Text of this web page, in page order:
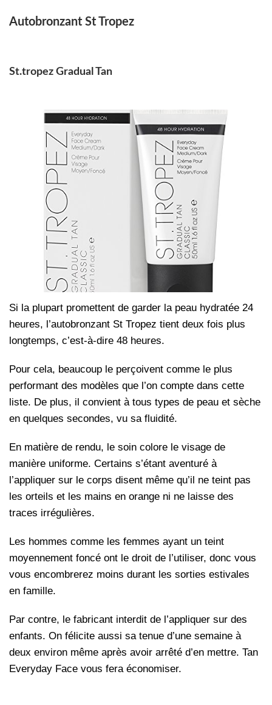
Autobronzant St Tropez
St.tropez Gradual Tan
Si la plupart promettent de garder la peau hydratée 24
heures, l’autobronzant St Tropez tient deux fois plus
longtemps, c’est-à-dire 48 heures.
Pour cela, beaucoup le perçoivent comme le plus
performant des modèles que l’on compte dans cette
liste. De plus, il convient à tous types de peau et sèche
en quelques secondes, vu sa fluidité.
En matière de rendu, le soin colore le visage de
manière uniforme. Certains s’étant aventuré à
l’appliquer sur le corps disent même qu’il ne teint pas
les orteils et les mains en orange ni ne laisse des
traces irrégulières.
Les hommes comme les femmes ayant un teint
moyennement foncé ont le droit de l’utiliser, donc vous
vous encombrerez moins durant les sorties estivales
en famille.
Par contre, le fabricant interdit de l’appliquer sur des
enfants. On félicite aussi sa tenue d’une semaine à
deux environ même après avoir arrêté d’en mettre. Tan
Everyday Face vous fera économiser.